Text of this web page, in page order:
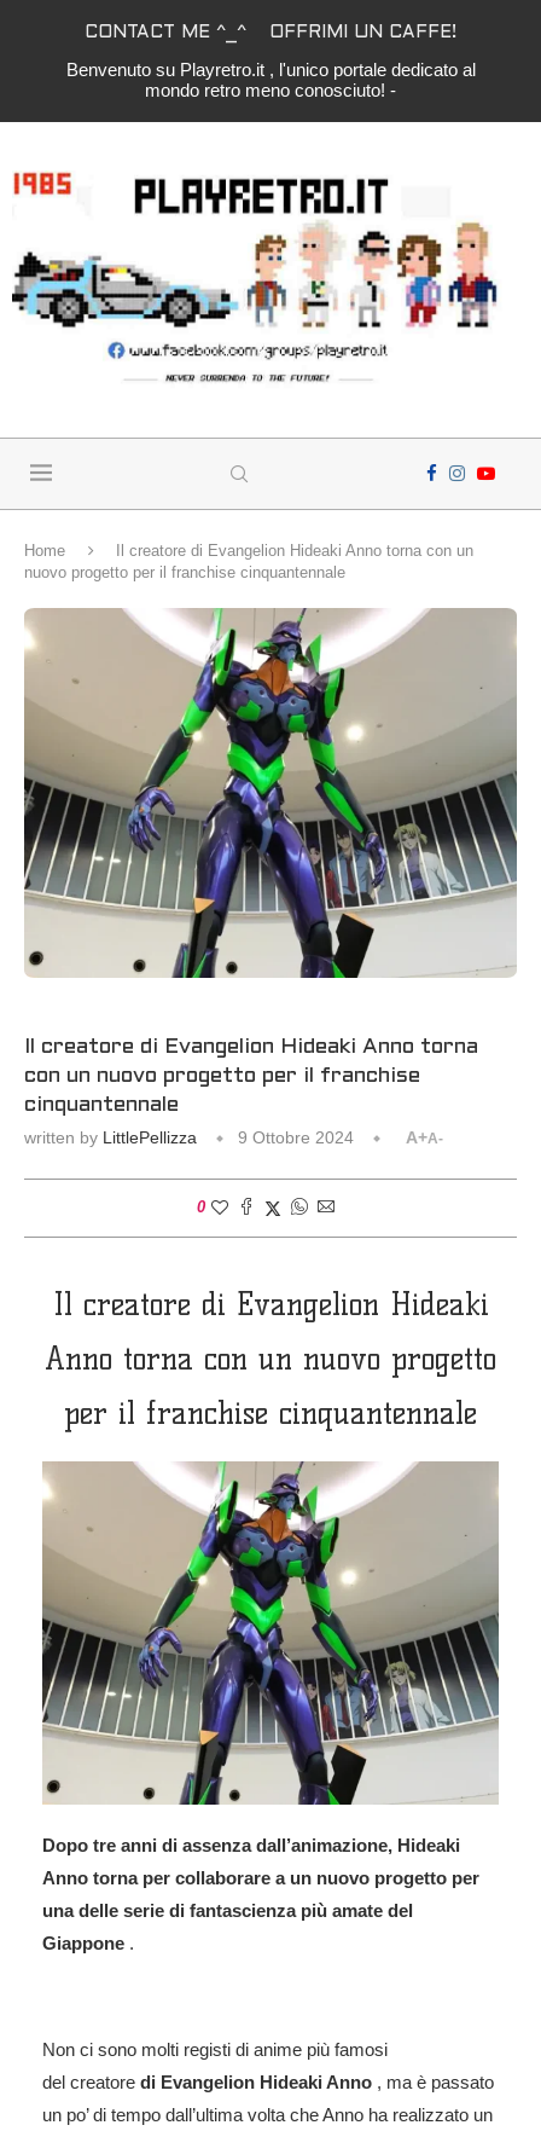
CONTACT ME ^_^ OFFRIMI UN CAFFE!
Benvenuto su Playretro.it , l'unico portale dedicato al
mondo retro meno conosciuto! -
Home
Il creatore di Evangelion Hideaki Anno torna con un
nuovo progetto per il franchise cinquantennale
Il creatore di Evangelion Hideaki Anno torna
con un nuovo progetto per il franchise
cinquantennale
written by LittlePellizza 9 Ottobre 2024 A+A-
0
Il creatore di Evangelion Hideaki
Anno torna con un nuovo progetto
per il franchise cinquantennale
Dopo tre anni di assenza dall’animazione, Hideaki
Anno torna per collaborare a un nuovo progetto per
una delle serie di fantascienza più amate del
Giappone .
Non ci sono molti registi di anime più famosi
del creatore di Evangelion Hideaki Anno , ma è passato
un po’ di tempo dall’ultima volta che Anno ha realizzato un